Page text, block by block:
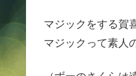
マジックをする賀
マジックって素人